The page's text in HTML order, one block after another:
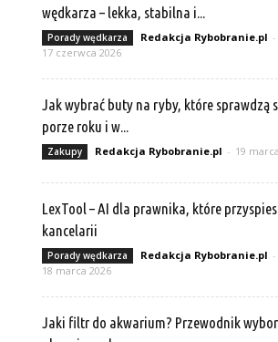
wędkarza – lekka, stabilna i...
Porady wędkarza Redakcja Rybobranie.pl -
17 czerwca 2026
Jak wybrać buty na ryby, które sprawdzą
porze roku i w...
Zakupy Redakcja Rybobranie.pl - 19
LexTool – AI dla prawnika, które
kancelarii
Porady wędkarza Redakcja Rybobranie.pl -
18 marca 2026
Jaki filtr do akwarium? Przewodnik